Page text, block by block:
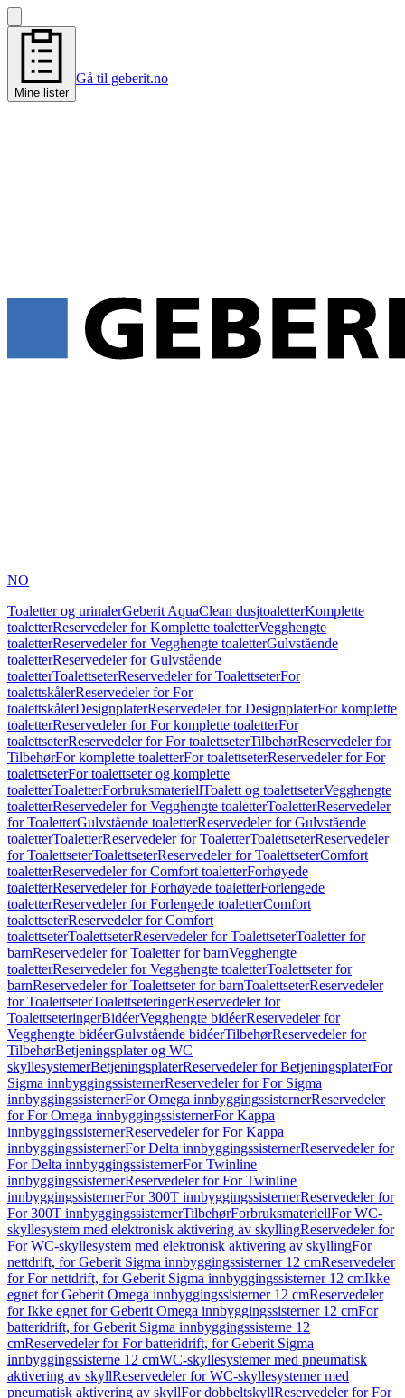
Mine lister
Gå til geberit.no
NO
Toaletter og urinalerGeberit AquaClean dusjtoaletterKomplette
toaletterReservedeler for Komplette toaletterVegghengte
toaletterReservedeler for Vegghengte toaletterGulvstående
toaletterReservedeler for Gulvstående
toaletterToalettseterReservedeler for ToalettseterFor
toalettskålerReservedeler for For
toalettskålerDesignplaterReservedeler for DesignplaterFor komplette
toaletterReservedeler for For komplette toaletterFor
toalettseterReservedeler for For toalettseterTilbehørReservedeler for
TilbehørFor komplette toaletterFor toalettseterReservedeler for For
toalettseterFor toalettseter og komplette
toaletterToaletterForbruksmateriellToalett og toalettseterVegghengte
toaletterReservedeler for Vegghengte toaletterToaletterReservedeler
for ToaletterGulvstående toaletterReservedeler for Gulvstående
toaletterToaletterReservedeler for ToaletterToalettseterReservedeler
for ToalettseterToalettseterReservedeler for ToalettseterComfort
toaletterReservedeler for Comfort toaletterForhøyede
toaletterReservedeler for Forhøyede toaletterForlengede
toaletterReservedeler for Forlengede toaletterComfort
toalettseterReservedeler for Comfort
toalettseterToalettseterReservedeler for ToalettseterToaletter for
barnReservedeler for Toaletter for barnVegghengte
toaletterReservedeler for Vegghengte toaletterToalettseter for
barnReservedeler for Toalettseter for barnToalettseterReservedeler
for ToalettseterToalettseteringerReservedeler for
ToalettseteringerBidéerVegghengte bidéerReservedeler for
Vegghengte bidéerGulvstående bidéerTilbehørReservedeler for
TilbehørBetjeningsplater og WC
skyllesystemerBetjeningsplaterReservedeler for BetjeningsplaterFor
Sigma innbyggingssisternerReservedeler for For Sigma
innbyggingssisternerFor Omega innbyggingssisternerReservedeler
for For Omega innbyggingssisternerFor Kappa
innbyggingssisternerReservedeler for For Kappa
innbyggingssisternerFor Delta innbyggingssisternerReservedeler for
For Delta innbyggingssisternerFor Twinline
innbyggingssisternerReservedeler for For Twinline
innbyggingssisternerFor 300T innbyggingssisternerReservedeler for
For 300T innbyggingssisternerTilbehørForbruksmateriellFor WC-
skyllesystem med elektronisk aktivering av skyllingReservedeler for
For WC-skyllesystem med elektronisk aktivering av skyllingFor
nettdrift, for Geberit Sigma innbyggingssisterner 12 cmReservedeler
for For nettdrift, for Geberit Sigma innbyggingssisterner 12 cmIkke
egnet for Geberit Omega innbyggingssisterner 12 cmReservedeler
for Ikke egnet for Geberit Omega innbyggingssisterner 12 cmFor
batteridrift, for Geberit Sigma innbyggingssisterne 12
cmReservedeler for For batteridrift, for Geberit Sigma
innbyggingssisterne 12 cmWC-skyllesystemer med pneumatisk
aktivering av skyllReservedeler for WC-skyllesystemer med
pneumatisk aktivering av skyllFor dobbeltskyllReservedeler for For